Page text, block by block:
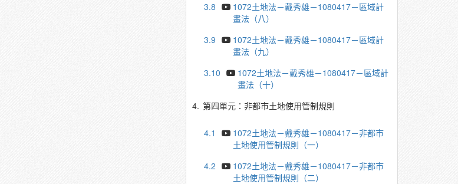
3.8
1072土地法－戴秀雄－1080417－區域計
畫法（八）
3.9
1072土地法－戴秀雄－1080417－區域計
畫法（九）
3.10
1072土地法－戴秀雄－1080417－區域計
畫法（十）
4. 第四單元：非都市土地使用管制規則
4.1
1072土地法－戴秀雄－1080417－非都市
土地使用管制規則（一）
4.2
1072土地法－戴秀雄－1080417－非都市
土地使用管制規則（二）